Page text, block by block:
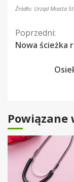
Źródło: Urząd Miasta
czytanie
Poprzedni:
Nowa ścieżka
Powiązane